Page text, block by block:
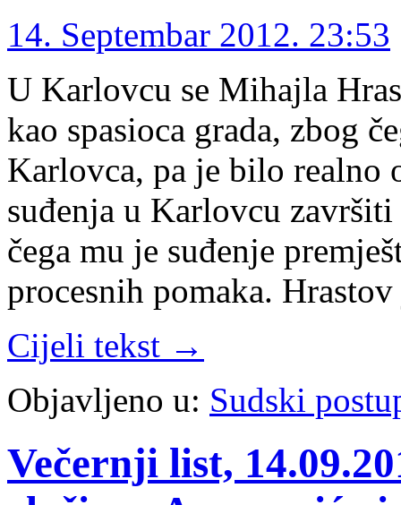
14. Septembar 2012. 23:53
U Karlovcu se Mihajla
kao spasioca grada, zbog
Karlovca, pa je bilo realno
suđenja u Karlovcu
čega mu je suđenje
procesnih pomaka.
Cijeli tekst →
Objavljeno u: Sudski
Večernji list,